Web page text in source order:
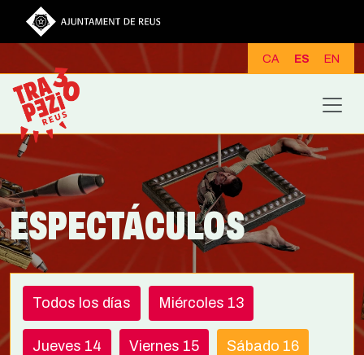
Pasar al contenido principal
CA ES EN
ESPECTÁCULOS
Todos los días Miércoles 13
Jueves 14 Viernes 15 Sábado 16